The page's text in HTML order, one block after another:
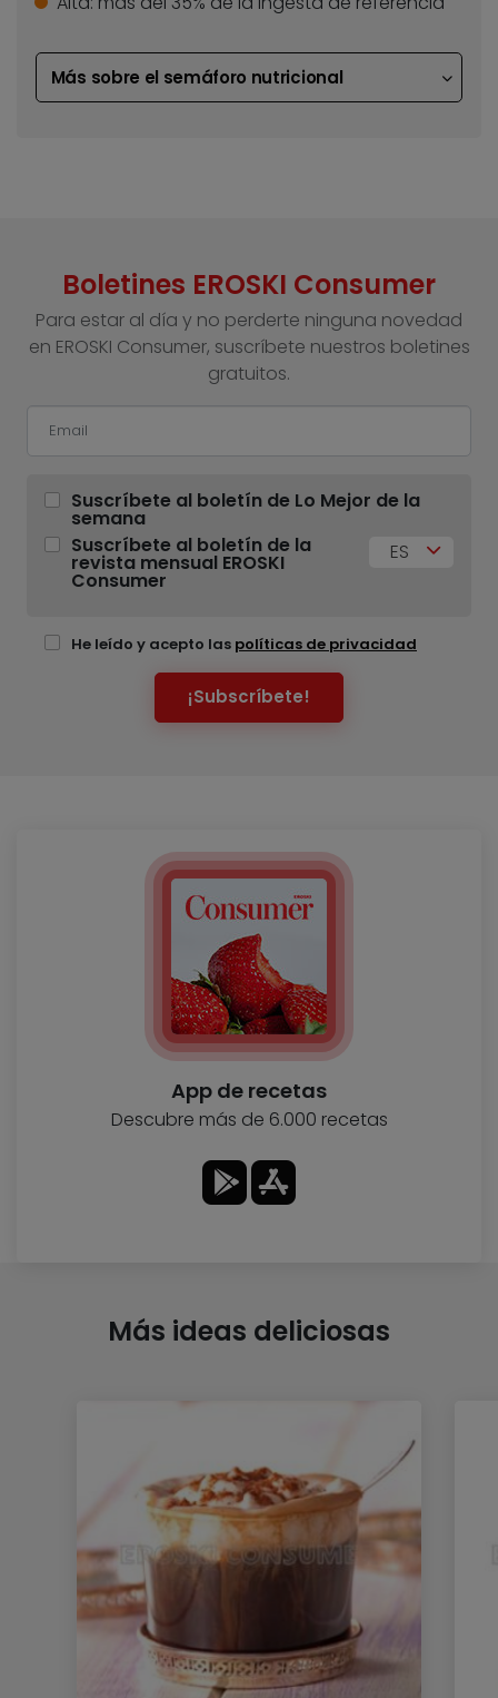
Más sobre el semáforo nutricional
Boletines EROSKI Consumer
Para estar al día y no perderte ninguna novedad
en EROSKI Consumer, suscríbete nuestros boletines
gratuitos.
Suscríbete al boletín de Lo Mejor de la
semana
Suscríbete al boletín de la
revista mensual EROSKI
Consumer
ES
He leído y acepto las políticas de privacidad
¡Subscríbete!
App de recetas
Descubre más de 6.000 recetas
Más ideas deliciosas